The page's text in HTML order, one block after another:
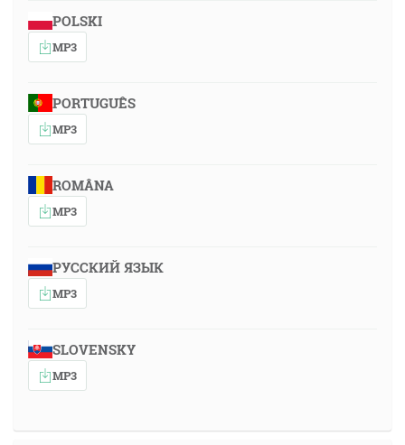
POLSKI
MP3
PORTUGUÊS
MP3
ROMÂNA
MP3
РУССКИЙ ЯЗЫК
MP3
SLOVENSKY
MP3